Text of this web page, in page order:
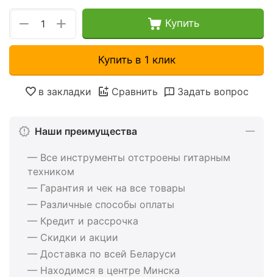
+
− Купить
Купить в 1 клик
в закладки Сравнить Задать вопрос
Наши преимущества
— Все инструменты отстроены гитарным
техником
— Гарантия и чек на все товары
— Различные способы оплаты
— Кредит и рассрочка
— Скидки и акции
— Доставка по всей Беларуси
— Находимся в центре Минска